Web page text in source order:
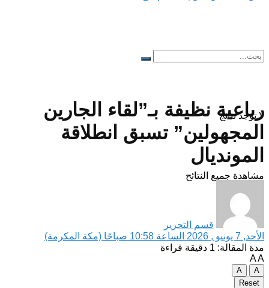
لا توجد نتائج
مشاهدة جميع النتائح
رباعية نظيفة بـ”لقاء الجارين
المجهولين” تسبق انطلاقة
المونديال
قسم التحرير
الأحد, 7 يونيو , 2026 الساعة 10:58 صباحًا (مكة المكرمة)
مدة المقالة: 1 دقيقة قراءة
AA
A
A
Reset